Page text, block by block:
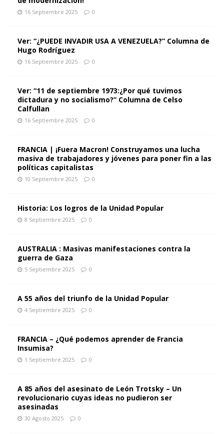
16 Septiembre 2025 0
Ver: “¿PUEDE INVADIR USA A VENEZUELA?” Columna de
Hugo Rodríguez
16 Septiembre 2025 0
Ver: “11 de septiembre 1973:¿Por qué tuvimos
dictadura y no socialismo?” Columna de Celso
Calfullan
16 Septiembre 2025 0
FRANCIA | ¡Fuera Macron! Construyamos una lucha
masiva de trabajadores y jóvenes para poner fin a las
políticas capitalistas
10 Septiembre 2025 0
Historia: Los logros de la Unidad Popular
8 Septiembre 2025 0
AUSTRALIA : Masivas manifestaciones contra la
guerra de Gaza
5 Septiembre 2025 0
A 55 años del triunfo de la Unidad Popular
4 Septiembre 2025 0
FRANCIA – ¿Qué podemos aprender de Francia
Insumisa?
1 Septiembre 2025 0
A 85 años del asesinato de León Trotsky – Un
revolucionario cuyas ideas no pudieron ser
asesinadas
30 Agosto 2025 0